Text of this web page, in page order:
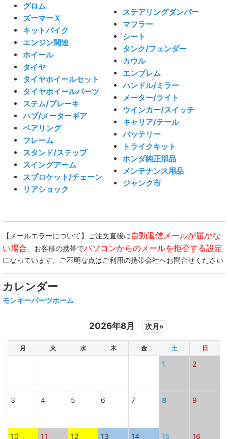
グロム
ズーマーＸ
キットバイク
エンジン関連
ホイール
タイヤ
タイヤホイールセット
タイヤホイールパーツ
ステム/ブレーキ
ハブ/メーターギア
ベアリング
フレーム
スタンド/ステップ
スイングアーム
スプロケット/チェーン
リアショック
ステアリングダンパー
マフラー
シート
タンク/フェンダー
カウル
エンブレム
ハンドル/ミラー
メーター/ライト
ウインカー/スイッチ
キャリア/テール
バッテリー
トライクキット
ホンダ純正部品
メンテナンス用品
ジャンク市
【メールエラーについて】ご注文直後に 自動返信メールが届かな
い場合 、お客様の携帯でパソコンからのメールを拒否する設定
になっています。ご不明な点はご利用の携帯会社へお問合せください
カレンダー
モンキーパーツホーム
2026年8月 次月»
月 火 水 木 金 土 日
1 2
3 4 5 6 7 8 9
10 11 12 13 14 15 16